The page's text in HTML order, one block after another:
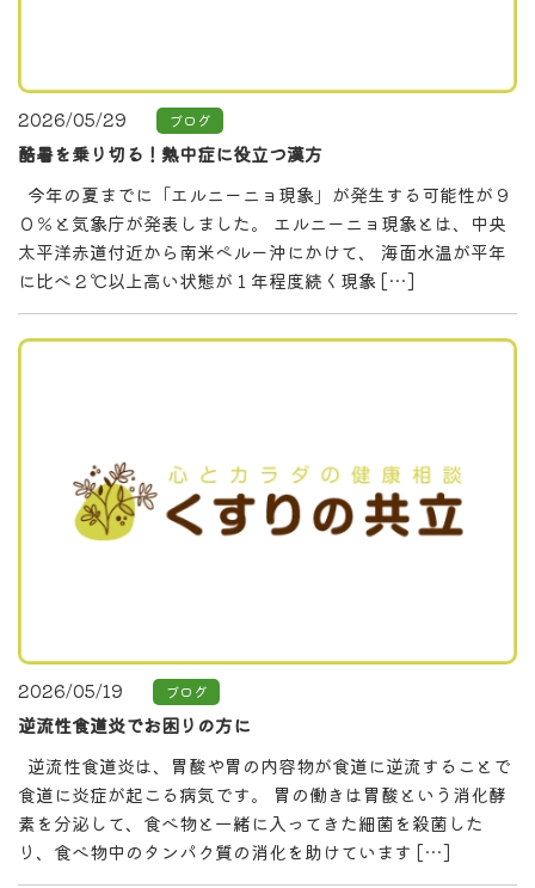
2026/05/29 ブログ
酷暑を乗り切る！熱中症に役立つ漢方
今年の夏までに「エルニーニョ現象」が発生する可能性が９
０％と気象庁が発表しました。 エルニーニョ現象とは、中央
太平洋赤道付近から南米ペルー沖にかけて、 海面水温が平年
に比べ２℃以上高い状態が１年程度続く現象 […]
2026/05/19 ブログ
逆流性食道炎でお困りの方に
逆流性食道炎は、胃酸や胃の内容物が食道に逆流することで
食道に炎症が起こる病気です。 胃の働きは胃酸という消化酵
素を分泌して、食べ物と一緒に入ってきた細菌を殺菌した
り、食べ物中のタンパク質の消化を助けています […]